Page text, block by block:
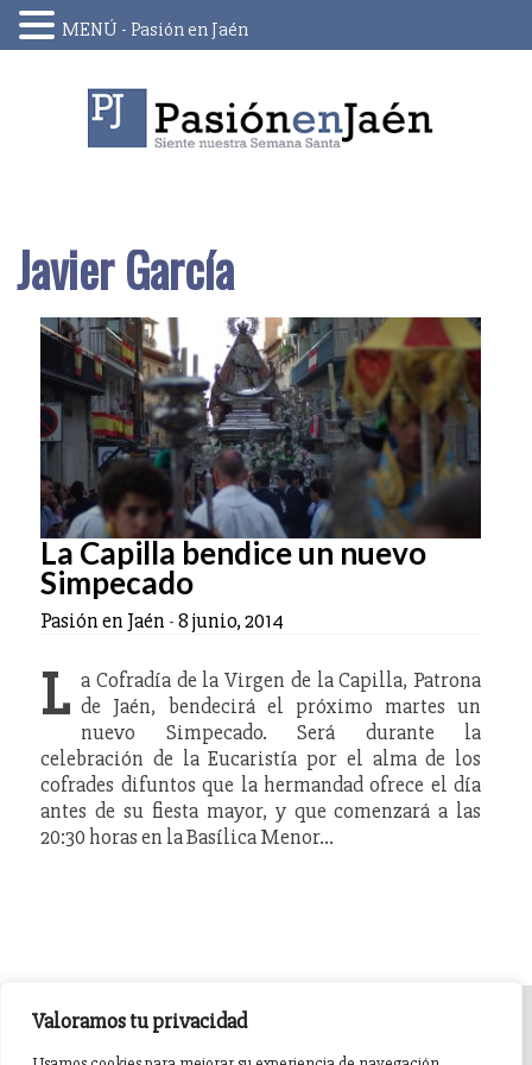
Valoramos tu privacidad
Javier García
La Capilla bendice un nuevo
Simpecado
Pasión en Jaén -8 junio, 2014
L a Cofradía de la Virgen de la Capilla, Patrona
de Jaén, bendecirá el próximo martes un
nuevo Simpecado. Será durante la
celebración de la Eucaristía por el alma de los
cofrades difuntos que la hermandad ofrece el día
antes de su fiesta mayor, y que comenzará a las
20:30 horas en la Basílica Menor…
INICIO AGENDA NOTICIAS DE PASIÓN
MENÚ - Pasión en Jaén